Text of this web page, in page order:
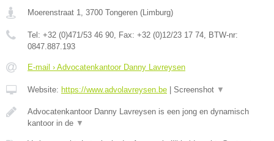
Moerenstraat 1, 3700 Tongeren (Limburg)
Tel: +32 (0)471/53 46 90, Fax: +32 (0)12/23 17 74, BTW-nr:
0847.887.193
E-mail › Advocatenkantoor Danny Lavreysen
Website: https://www.advolavreysen.be Screenshot ▼
Advocatenkantoor Danny Lavreysen is een jong en dynamisch
kantoor in de ▼